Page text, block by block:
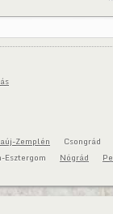
Zemplén
Csongrád
Esztergom Nógrád